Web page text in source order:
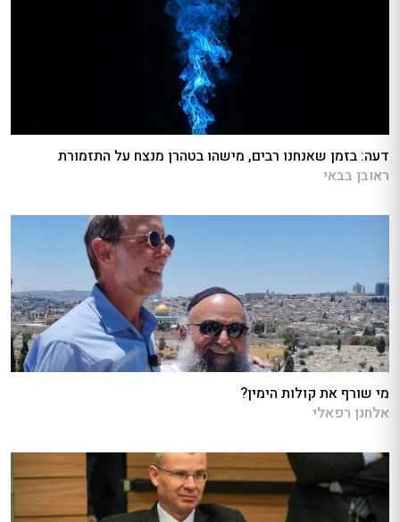
דעה: בזמן שאנחנו רבים, מישהו בטהרן מנצח על התזמורת
ראובן בבאי
מי שורף את קולות הימין?
אלחנן רפאלי